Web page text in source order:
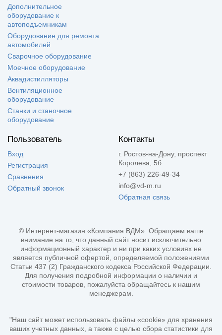
Дополнительное
оборудование к
автоподъемникам
Оборудование для ремонта
автомобилей
Сварочное оборудование
Моечное оборудование
Аквадистилляторы
Вентиляционное
оборудование
Станки и станочное
оборудование
Пользователь
Вход
Регистрация
Сравнения
Обратный звонок
Контакты
г. Ростов-на-Дону, проспект
Королева, 5б
+7 (863) 226-49-34
info@vd-m.ru
Обратная связь
© Интернет-магазин «Компания ВДМ». Обращаем ваше
внимание на то, что данный сайт носит исключительно
информационный характер и ни при каких условиях не
является публичной офертой, определяемой положениями
Статьи 437 (2) Гражданского кодекса Российской Федерации.
Для получения подробной информации о наличии и
стоимости товаров, пожалуйста обращайтесь к нашим
менеджерам.
"Наш сайт может использовать файлы «cookie» для хранения
ваших учетных данных, а также с целью сбора статистики для